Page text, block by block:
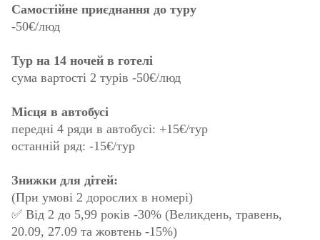
Самостійне приєднання до туру
-50€/люд
Тур на 14 ночей в готелі
сума вартості 2 турів -50€/люд
Місця в автобусі
передні 4 ряди в автобусі: +15€/тур
останній ряд: -15€/тур
Знижки для дітей:
(При умові 2 дорослих в номері)
✅ Від 2 до 5,99 років -30% (Великдень, травень,
20.09, 27.09 та жовтень -15%)